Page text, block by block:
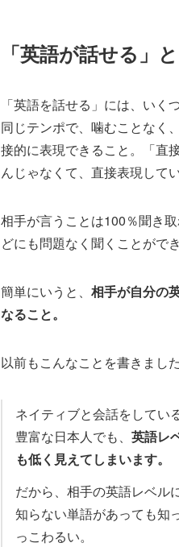
「英語が話せる」
「英語を話せる」には、い
同じテンポで、噛むことなく
接的に表現できること。「直
んじゃなくて、直接表現して
相手が言うことは100％聞き
どにも問題なく聞くことがで
簡単にいうと、 相手が自分の
なること。
以前もこんなことを書きました
ネイティブと会話をしてい
豊富な日本人でも、 英語レ
も低く見えてしまいます。
だから、相手の英語レベル
知らない単語があっても知
っこわるい。